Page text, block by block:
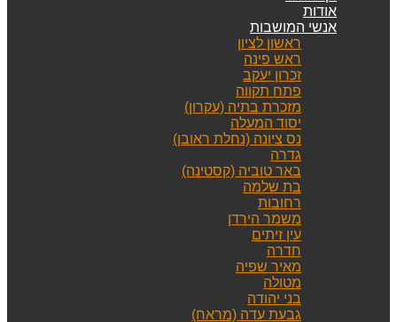
אודות
אנשי המושבות
ראשון לציון
ראש פינה
זכרון יעקב
פתח תקווה
מזכרת בתיה (עקרון)
יסוד המעלה
נס ציונה (נחלת ראובן)
גדרה
באר טוביה (קסטינה)
בת שלמה
רחובות
משמר הירדן
עין זיתים
חדרה
מאיר שפיה
מטולה
בני יהודה
גבעת עדה (מראח)